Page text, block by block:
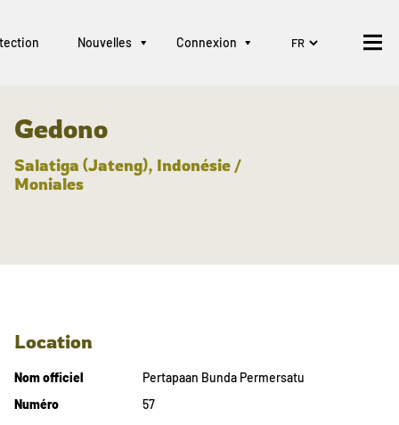
Nouvelles Connexion
Gedono
Salatiga (Jateng), Indonésie /
Moniales
Location
Nom officiel
Pertapaan Bunda Permersatu
Numéro
57